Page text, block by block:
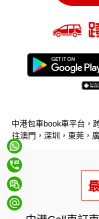
中港包車book車平台，
往澳門，深圳，東莞，